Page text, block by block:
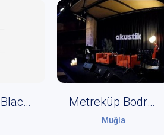
Maximiles Black Turgutreis Arena Metreküp Bodrum
Muğla